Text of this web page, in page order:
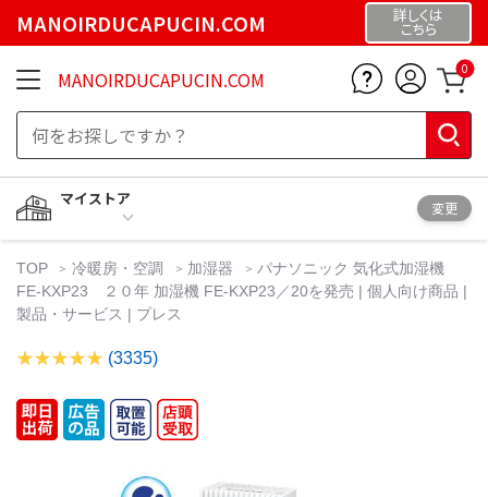
MANOIRDUCAPUCIN.COM 詳しくは
こちら
MANOIRDUCAPUCIN.COM 0
マイストア
変更
TOP 冷暖房・空調 加湿器
パナソニック 気化式加湿機
FE-KXP23 ２０年 加湿機 FE-KXP23／20を発売 | 個人向け商品 |
製品・サービス | プレス
(3335)